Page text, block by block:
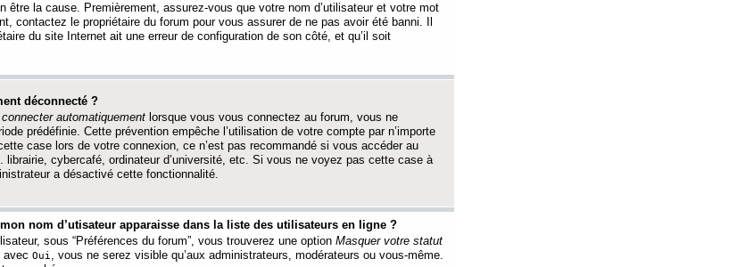
être la cause. Premièrement, assurez-vous que votre nom d’utilisateur et votre mot
contactez le propriétaire du forum pour vous assurer de ne pas avoir été banni. Il
du site Internet ait une erreur de configuration de son côté, et qu’il soit
déconnecté ?
automatiquement lorsque vous vous connectez au forum, vous ne
prédéfinie. Cette prévention empêche l’utilisation de votre compte par n’importe
case lors de votre connexion, ce n’est pas recommandé si vous accéder au
librairie, cybercafé, ordinateur d’université, etc. Si vous ne voyez pas cette case à
a désactivé cette fonctionnalité.
nom d’utisateur apparaisse dans la liste des utilisateurs en ligne ?
sous “Préférences du forum”, vous trouverez une option Masquer votre statut
avec Oui , vous ne serez visible qu’aux administrateurs, modérateurs ou vous-même.